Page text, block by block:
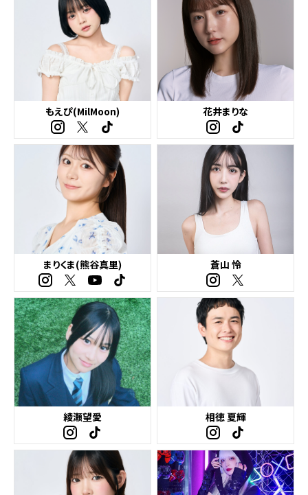
もえぴ(MilMoon) 花井まりな
まりくま(熊谷真里) 蒼山 怜
綾瀬望愛 相徳 夏輝